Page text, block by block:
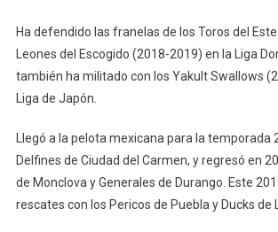
Ha defendido las franelas de los Toros del
Leones del Escogido (2018-2019) en la Liga
también ha militado con los Yakult Swallows
Liga de Japón.
Llegó a la pelota mexicana para la temporada
Delfines de Ciudad del Carmen, y regresó en
de Monclova y Generales de Durango. Este
rescates con los Pericos de Puebla y Ducks de